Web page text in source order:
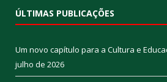
ÚLTIMAS PUBLICAÇÕES
Um novo capítulo para a Cultura e
julho de 2026